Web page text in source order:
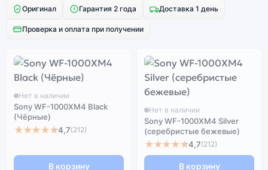
Оригинал Гарантия 2 года Доставка 1 день
Проверка и оплата при получении
Нет в наличии
Sony WF-1000XM4 Black
(Чёрные)
★★★★★4,7(212)
В корзину
Нет в наличии
Sony WF-1000XM4 Silver
(серебристые бежевые)
★★★★★4,7(212)
В корзину